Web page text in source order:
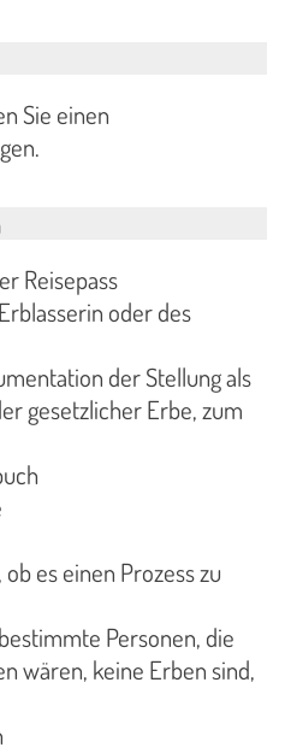
Sie einen
Reisepass
oder des
der Stellung als
gesetzlicher Erbe, zum
es einen Prozess zu
Personen, die
wären, keine Erben sind,